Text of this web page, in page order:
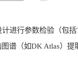
进行参数检验（包括
谱（如DK Atlas）提